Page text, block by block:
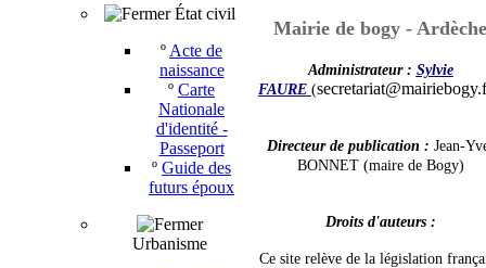
État civil
º Acte de
naissance
º Carte
Nationale
d'identité -
Passeport
º Guide des
futurs époux
Urbanisme
Mairie de bogy - Ardèche
Administrateur : Sylvie
FAURE (
Directeur de publication : Jean-
BONNET (maire de Bogy)
Droits d'auteurs :
Ce site relève de la législation